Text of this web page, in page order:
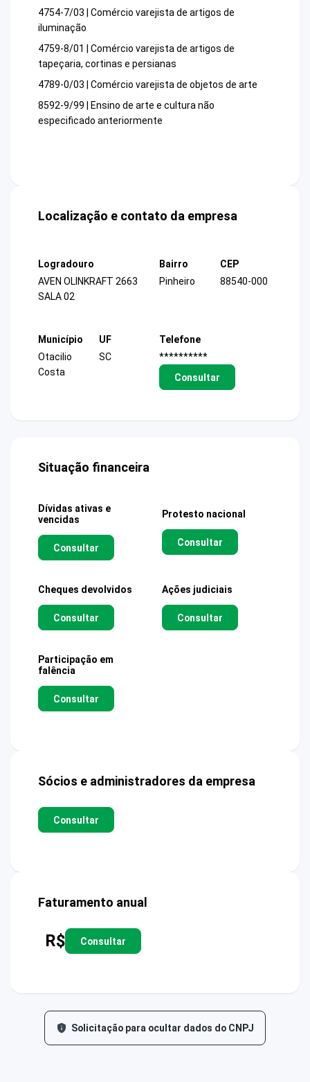
4754-7/03 | Comércio varejista de artigos de
iluminação
4759-8/01 | Comércio varejista de artigos de
tapeçaria, cortinas e persianas
4789-0/03 | Comércio varejista de objetos de arte
8592-9/99 | Ensino de arte e cultura não
especificado anteriormente
Localização e contato da empresa
Logradouro
AVEN OLINKRAFT 2663
SALA 02
Bairro
Pinheiro
CEP
88540-000
Município
Otacilio
Costa
UF
SC
Telefone
**********
Consultar
Situação financeira
Dívidas ativas e
vencidas
Consultar
Protesto nacional
Consultar
Cheques devolvidos
Consultar
Ações judiciais
Consultar
Participação em
falência
Consultar
Sócios e administradores da empresa
Consultar
Faturamento anual
R$ Consultar
Solicitação para ocultar dados do CNPJ